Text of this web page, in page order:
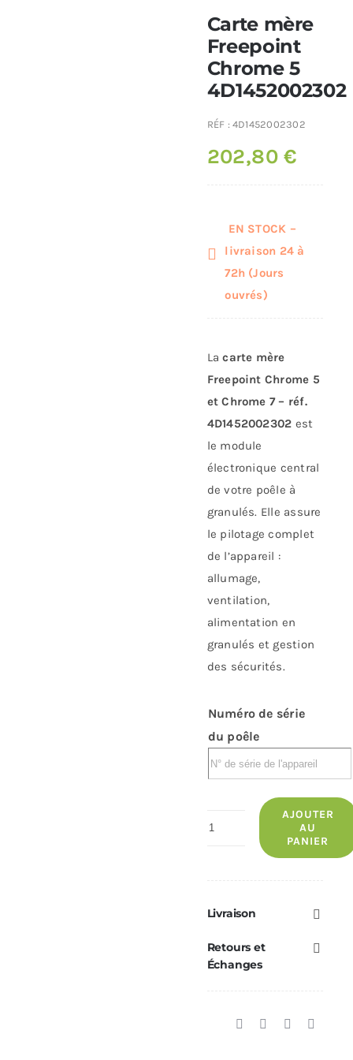
Carte mère
Freepoint
Chrome 5
4D1452002302
RÉF :4D1452002302
202,80€
EN STOCK –
livraison 24 à
72h (Jours
ouvrés)
Lacarte mère
Freepoint Chrome 5
et Chrome 7 – réf.
4D1452002302 est
le module
électronique central
de votre poêle à
granulés. Elle assure
le pilotage complet
de l’appareil :
allumage,
ventilation,
alimentation en
granulés et gestion
des sécurités.
Numéro de série
du poêle
quantité
Freepoint
5
4D1452002302
AJOUTER
AU
PANIER
Livraison
Retours et
Échanges